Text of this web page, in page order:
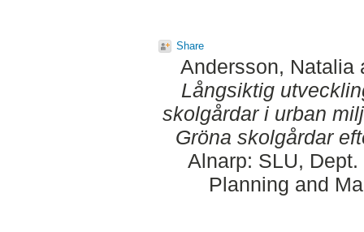
Share
Andersson, Natalia
Långsiktig
skolgårdar i urban
Gröna skolgårdar
Alnarp: SLU,
Planning and